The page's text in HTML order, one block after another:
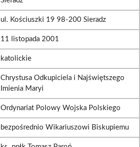
ul. Kościuszki 19 98-200 Sieradz
11 listopada 2001
katolickie
Chrystusa Odkupiciela i Najświętszego
Imienia Maryi
Ordynariat Polowy Wojska Polskiego
bezpośrednio Wikariuszowi Biskupiemu